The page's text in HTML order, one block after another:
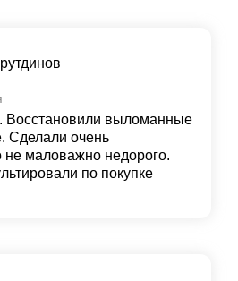
Восстановили выломанные
Сделали очень
не маловажно недорого.
по покупке